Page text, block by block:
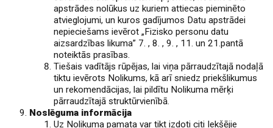
apstrādes nolūkus uz kuriem attiecas pieminēto
atvieglojumi, un kuros gadījumos Datu apstrādei
nepieciešams ievērot „Fizisko personu datu
aizsardzības likuma” 7. , 8. , 9. , 11. un 21.pantā
noteiktās prasības.
Tiešais vadītājs rūpējas, lai viņa pārraudzītajā nodaļā
tiktu ievērots Nolikums, kā arī sniedz priekšlikumus
un rekomendācijas, lai pildītu Nolikuma mērķi
pārraudzītajā struktūrvienībā.
Noslēguma informācija
Uz Nolikuma pamata var tikt izdoti citi Iekšējie